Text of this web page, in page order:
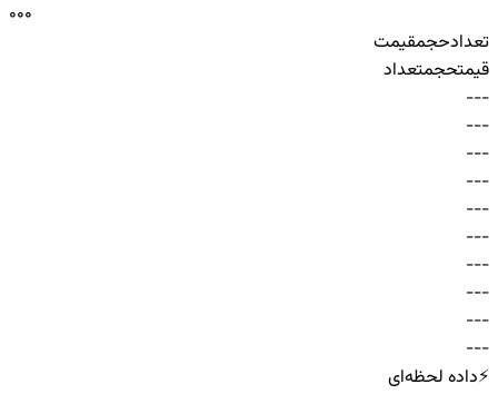
000
تعدادحجمقیمت
قیمتحجمتعداد
-
-
-
-
-
-
-
-
-
-
-
-
-
-
-
-
-
-
-
-
-
-
-
-
-
-
-
-
-
-
⚡داده لحظه‌ای